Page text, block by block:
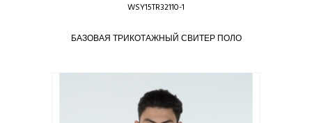
WSY15TR32110-1
БАЗОВАЯ ТРИКОТАЖНЫЙ СВИТЕР ПОЛО